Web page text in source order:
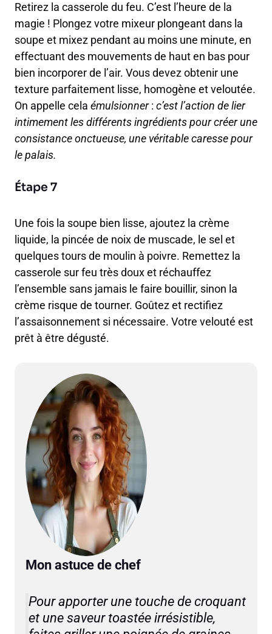
Retirez la casserole du feu. C’est l’heure de la
magie ! Plongez votre mixeur plongeant dans la
soupe et mixez pendant au moins une minute, en
effectuant des mouvements de haut en bas pour
bien incorporer de l’air. Vous devez obtenir une
texture parfaitement lisse, homogène et veloutée.
On appelle cela émulsionner: c’est l’action de lier
intimement les différents ingrédients pour créer une
consistance onctueuse, une véritable caresse pour
le palais.
Étape 7
Une fois la soupe bien lisse, ajoutez la crème
liquide, la pincée de noix de muscade, le sel et
quelques tours de moulin à poivre. Remettez la
casserole sur feu très doux et réchauffez
l’ensemble sans jamais le faire bouillir, sinon la
crème risque de tourner. Goûtez et rectifiez
l’assaisonnement si nécessaire. Votre velouté est
prêt à être dégusté.
Mon astuce de chef
Pour apporter une touche de croquant
et une saveur toastée irrésistible,